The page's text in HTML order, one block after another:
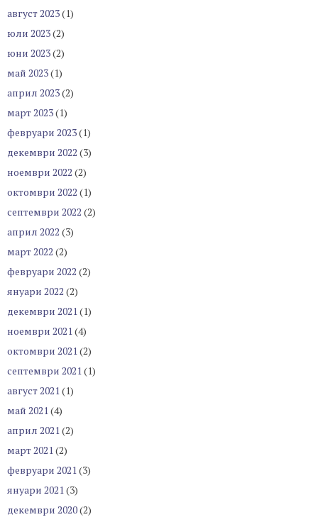
август 2023(1)
юли 2023(2)
юни 2023(2)
май 2023(1)
април 2023(2)
март 2023(1)
февруари 2023(1)
декември 2022 (3)
ноември 2022 (2)
октомври 2022 (1)
септември 2022 (2)
април 2022 (3)
март 2022 (2)
февруари 2022 (2)
януари 2022 (2)
декември 2021(1)
ноември 2021(4)
октомври 2021(2)
септември 2021(1)
август 2021(1)
май 2021(4)
април 2021(2)
март 2021(2)
февруари 2021(3)
януари 2021(3)
декември 2020(2)